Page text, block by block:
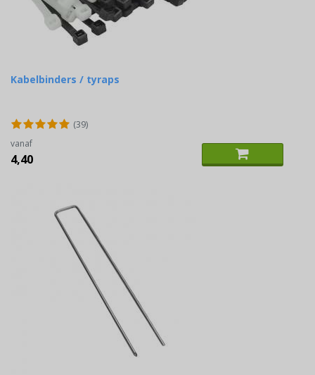
Kabelbinders / tyraps
(39)
vanaf
4,40